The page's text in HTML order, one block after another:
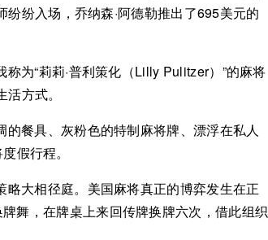
纷入场，乔纳森·阿德勒推出了695美元的
为“莉莉·普利策化（Lilly Pulitzer）”的麻将
方式。
餐具、灰粉色的特制麻将牌、漂浮在私人
假行程。
大相径庭。美国麻将真正的博弈发生在正
舞，在牌桌上来回传牌换牌六次，借此组织